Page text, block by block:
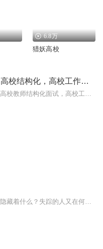
6.8万
猎妖高校
高校辅导员结构化，高校结构化，高校工作人员结构化